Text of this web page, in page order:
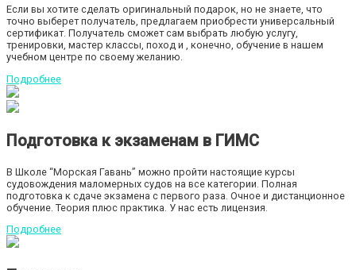
Если вы хотите сделать оригинальный подарок, но не знаете, что
точно выберет получатель, предлагаем приобрести универсальный
сертификат. Получатель сможет сам выбрать любую услугу,
тренировки, мастер классы, поход и , конечно, обучение в нашем
учебном центре по своему желанию.
Подробнее
Подготовка к экзаменам в ГИМС
В Школе “Морская Гавань” можно пройти настоящие курсы
судовождения маломерных судов на все категории. Полная
подготовка к сдаче экзамена с первого раза. Очное и дистанционное
обучение. Теория плюс практика. У нас есть лицензия.
Подробнее